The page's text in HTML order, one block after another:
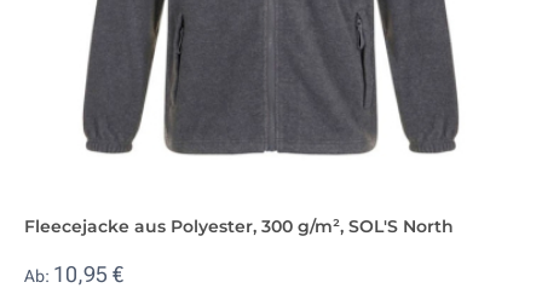
Fleecejacke aus Polyester, 300 g/m², SOL'S North
Ab: 10,95 €